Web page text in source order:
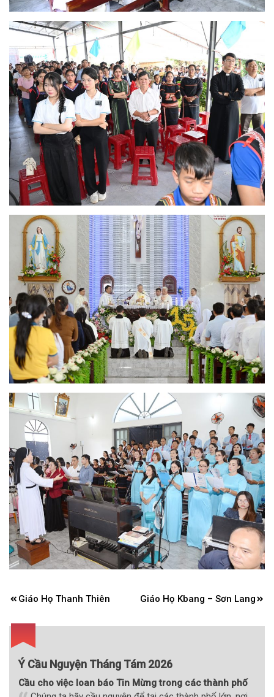
Điều
bài
viết
Giáo Họ Thanh Thiên Giáo Họ Kbang – Sơn Lang
Ý Cầu Nguyện Tháng Tám 2026
Cầu cho việc loan báo Tin Mừng trong các thành phố